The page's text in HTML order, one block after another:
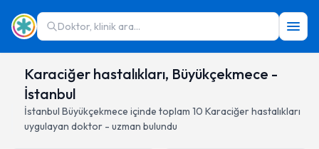
Doktor, klinik ara...
Karaciğer hastalıkları, Büyükçekmece -
İstanbul
İstanbul Büyükçekmece içinde toplam 10 Karaciğer hastalıkları
uygulayan doktor - uzman bulundu